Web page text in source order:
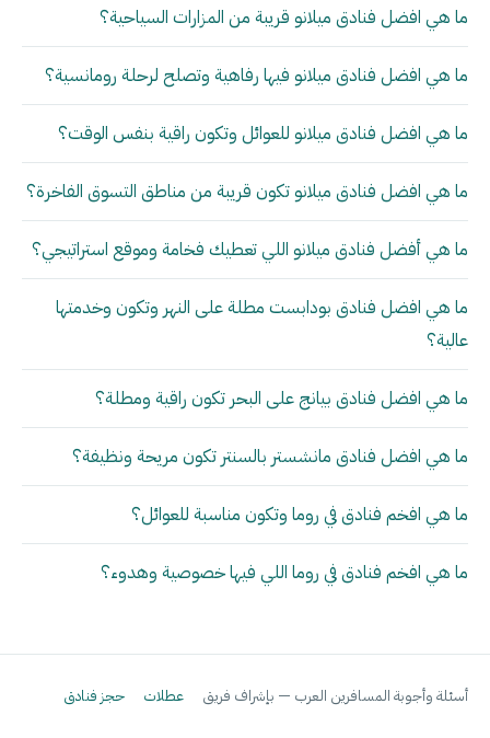
ما هي افضل فنادق ميلانو قريبة من المزارات السياحية؟
ما هي افضل فنادق ميلانو فيها رفاهية وتصلح لرحلة رومانسية؟
ما هي افضل فنادق ميلانو للعوائل وتكون راقية بنفس الوقت؟
ما هي افضل فنادق ميلانو تكون قريبة من مناطق التسوق الفاخرة؟
ما هي أفضل فنادق ميلانو اللي تعطيك فخامة وموقع استراتيجي؟
ما هي افضل فنادق بودابست مطلة على النهر وتكون وخدمتها
عالية؟
ما هي افضل فنادق بيانج على البحر تكون راقية ومطلة؟
ما هي افضل فنادق مانشستر بالسنتر تكون مريحة ونظيفة؟
ما هي افخم فنادق في روما وتكون مناسبة للعوائل؟
ما هي افخم فنادق في روما اللي فيها خصوصية وهدوء؟
أسئلة وأجوبة المسافرين العرب — بإشراف فريق عطلات حجز فنادق